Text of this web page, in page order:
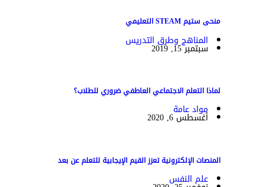
منحى ستيم STEAM التعليمي
المناهج وطرق التدريس
سبتمبر 15, 2019
لماذا التعلم الاجتماعي العاطفي ضروري للطلاب؟
مواد عامة
أغسطس 6, 2020
المنصات الإلكترونية تعزز القيم الإيجابية للتعلم عن بعد
علم النفس